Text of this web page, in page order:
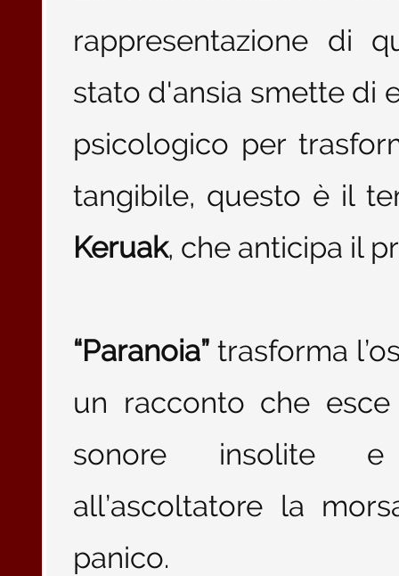
rappresentazione di
stato d'ansia smette di
psicologico per
tangibile, questo è il
Keruak, che anticipa il
“Paranoia” trasforma
un racconto che
sonore insolite e
all’ascoltatore la
panico.